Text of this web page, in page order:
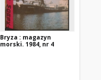
Bryza : magazyn
morski. 1984, nr 4